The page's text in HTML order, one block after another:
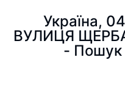
Україна,
ВУЛИЦЯ
- Пошук